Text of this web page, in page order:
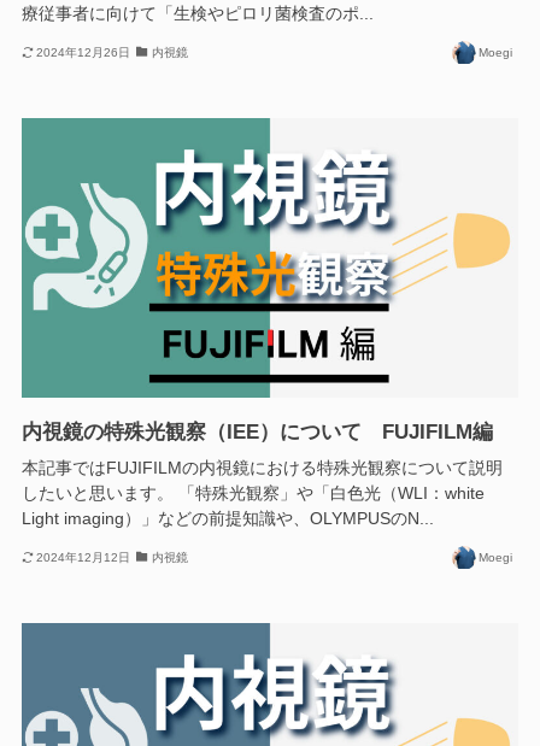
療従事者に向けて「生検やピロリ菌検査のポ...
2024年12月26日 内視鏡 Moegi
内視鏡の特殊光観察（IEE）について FUJIFILM編
本記事ではFUJIFILMの内視鏡における特殊光観察について説明
したいと思います。 「特殊光観察」や「白色光（WLI：white
Light imaging）」などの前提知識や、OLYMPUSのN...
2024年12月12日 内視鏡 Moegi